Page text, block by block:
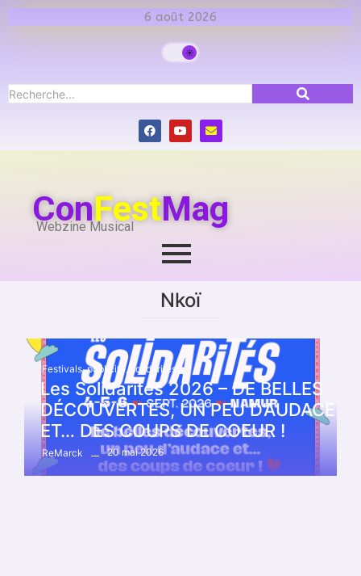
6 août 2026
ConFestMag
Webzine Musical
Nkoï
Festivals, publicité, solidarités
Les Solidarités 2026 – DE BELLES
DÉCOUVERTES, UN PEU D’AUDACE
ET… DES COUPS DE COEUR !
ReMarck 20 mai 2026